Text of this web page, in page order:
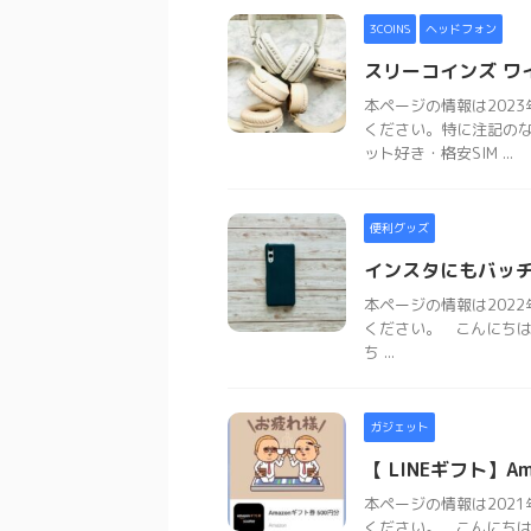
3COINS ヘッドフォン
スリーコインズ
本ページの情報は2023
ください。特に注記の
ット好き・格安SIM ...
便利グッズ
インスタにもバッ
本ページの情報は2022
ください。 こんにち
ち ...
ガジェット
【 LINEギフト】
本ページの情報は2021